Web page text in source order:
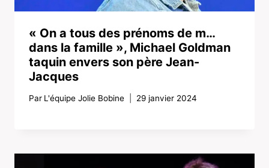
« On a tous des prénoms de m…
dans la famille », Michael Goldman
taquin envers son père Jean-
Jacques
Par L'équipe Jolie Bobine 29 janvier 2024